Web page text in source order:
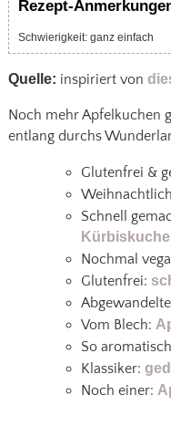
Rezept-
Schwierigkeit: ganz einfach
Quelle: inspiriert von
Noch mehr Apfelkuchen
entlang durchs
Glutenfrei &
Schnell
Nochmal
Glutenfrei:
Vom Blech:
So
Klassiker:
Noch einer: